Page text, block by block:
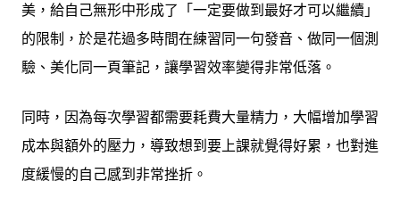
美，給自己無形中形成了「一定要做到最好才可以繼續」
的限制，於是花過多時間在練習同一句發音、做同一個測
驗、美化同一頁筆記，讓學習效率變得非常低落。
同時，因為每次學習都需要耗費大量精力，大幅增加學習
成本與額外的壓力，導致想到要上課就覺得好累，也對進
度緩慢的自己感到非常挫折。